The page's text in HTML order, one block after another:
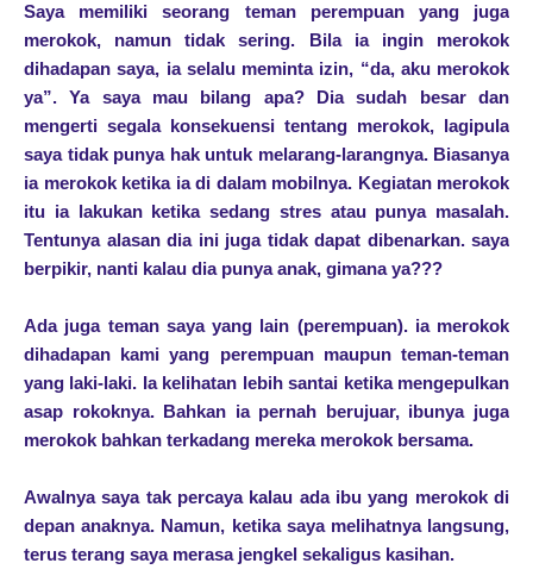
Saya memiliki seorang teman perempuan yang juga
merokok, namun tidak sering. Bila ia ingin merokok
dihadapan saya, ia selalu meminta izin, “da, aku merokok
ya”. Ya saya mau bilang apa? Dia sudah besar dan
mengerti segala konsekuensi tentang merokok, lagipula
saya tidak punya hak untuk melarang-larangnya. Biasanya
ia merokok ketika ia di dalam mobilnya. Kegiatan merokok
itu ia lakukan ketika sedang stres atau punya masalah.
Tentunya alasan dia ini juga tidak dapat dibenarkan. saya
berpikir, nanti kalau dia punya anak, gimana ya???
Ada juga teman saya yang lain (perempuan). ia merokok
dihadapan kami yang perempuan maupun teman-teman
yang laki-laki. Ia kelihatan lebih santai ketika mengepulkan
asap rokoknya. Bahkan ia pernah berujuar, ibunya juga
merokok bahkan terkadang mereka merokok bersama.
Awalnya saya tak percaya kalau ada ibu yang merokok di
depan anaknya. Namun, ketika saya melihatnya langsung,
terus terang saya merasa jengkel sekaligus kasihan.